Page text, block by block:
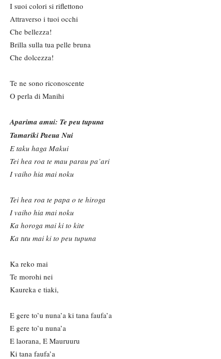
I suoi colori si riflettono
Attraverso i tuoi occhi
Che bellezza!
Brilla sulla tua pelle bruna
Che dolcezza!
Te ne sono riconoscente
O perla di Manihi
Aparima amui: Te peu tupuna
Tamariki Paeua Nui
E taku haga Makui
Tei hea roa te mau parau pa’ari
I vaiho hia mai noku
Tei hea roa te papa o te hiroga
I vaiho hia mai noku
Ka horoga mai ki to kite
Ka tưu mai ki to peu tupuna
Ka reko mai
Te morohi nei
Kaureka e tiaki,
E gere to’u nuna’a ki tana faufa’a
E gere to’u nuna’a
E laorana, E Mauruuru
Ki tana faufa’a